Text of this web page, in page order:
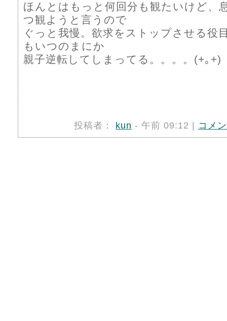
ほんとはもっと何回分も観たいけど、
つ観ようと言うので
ぐっと我慢。欲求をストップさせる役
もいつのまにか
親子逆転してしまってる。。。。(+｡+)
投稿者： kun - 午前 09:12 | コメ